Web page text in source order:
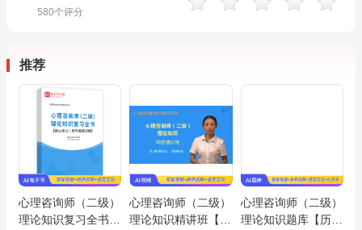
580个评分
推荐
心理咨询师（二级）
理论知识复习全书
心理咨询师（二级）
理论知识精讲班【教
心理咨询师（二级）
理论知识题库【历年